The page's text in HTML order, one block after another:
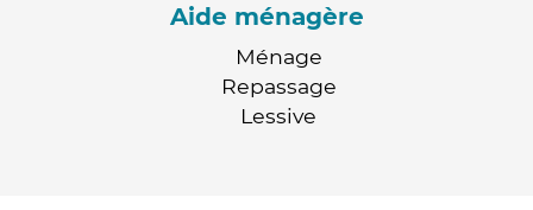
Aide ménagère
Ménage
Repassage
Lessive